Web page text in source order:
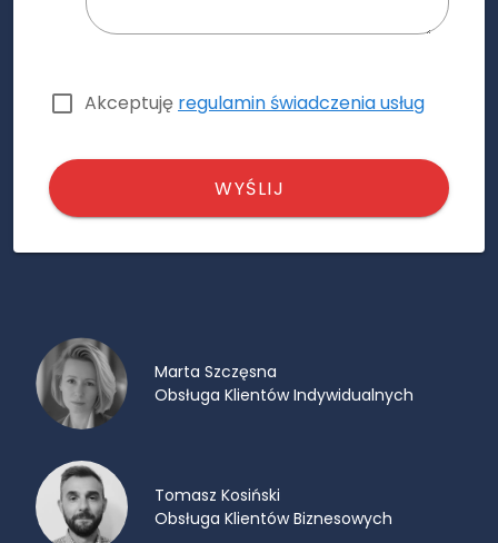
Akceptuję regulamin świadczenia usług
WYŚLIJ
Marta Szczęsna
Obsługa Klientów Indywidualnych
Tomasz Kosiński
Obsługa Klientów Biznesowych